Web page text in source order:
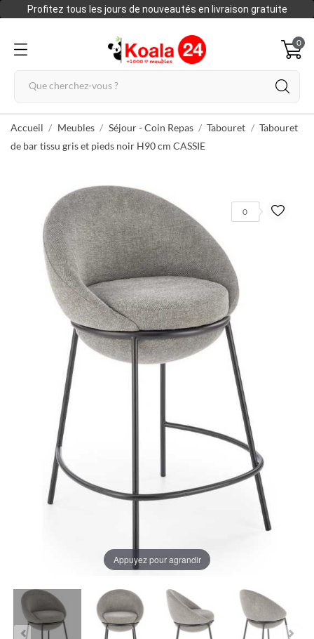
Profitez tous les jours de nouveautés en livraison gratuite
0
Accueil Meubles Séjour - Coin Repas Tabouret
Tabouret
de bar tissu gris et pieds noir H90 cm CASSIE
Appuyez pour agrandir
0